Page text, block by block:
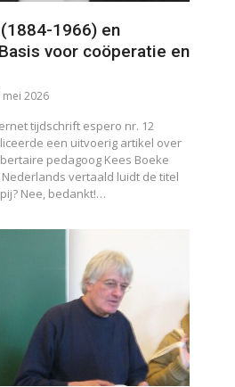
1966) en
voor coöperatie en
mei 2026
tijdschrift espero nr. 12
een uitvoerig artikel over
pedagoog Kees Boeke
Nederlands vertaald luidt de titel
Nee, bedankt!…